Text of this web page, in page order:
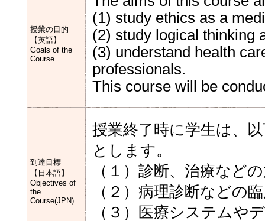
授業の目的
【英語】
Goals of the
Course
(1) study ethics as a
(2) study logical thinking
(3) understand health
professionals.
This course will be
到達目標
【日本語】
Objectives of
the
Course(JPN)
授業終了時に学生は、
とします。
（１）診断、治療など
（２）病理診断などの
（３）医療システムや